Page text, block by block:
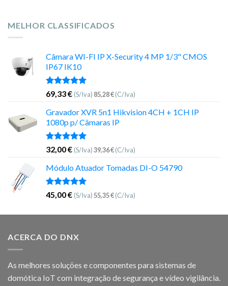
MELHOR CLASSIFICADOS
Câmara WI-FI IP X-Security 4 MP 1/3" CMOS
IP67 IK10
Avaliação
5.00
de 5
69,33€ (S/Iva) 85,28€(C/Iva)
Gravador XVR 5n1 Hikvision 4CH + 1CH IP
1080p p/ Câmaras IP
Avaliação
5.00
de 5
32,00€ (S/Iva)39,36€(C/Iva)
Módulo Atuador Tomadas DI-O 54790
Avaliação
5.00
de 5
45,00€ (S/Iva)55,35€(C/Iva)
ACERCA DO DNX
As melhores soluções e componentes para sistemas de
domótica IoT com integração de segurança e vídeo vigilância.